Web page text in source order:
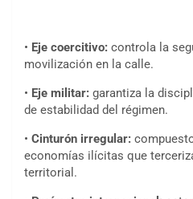
• Eje coercitivo: controla la
movilización en la calle.
• Eje militar: garantiza la
de estabilidad del régimen.
• Cinturón irregular:
economías ilícitas que
territorial.